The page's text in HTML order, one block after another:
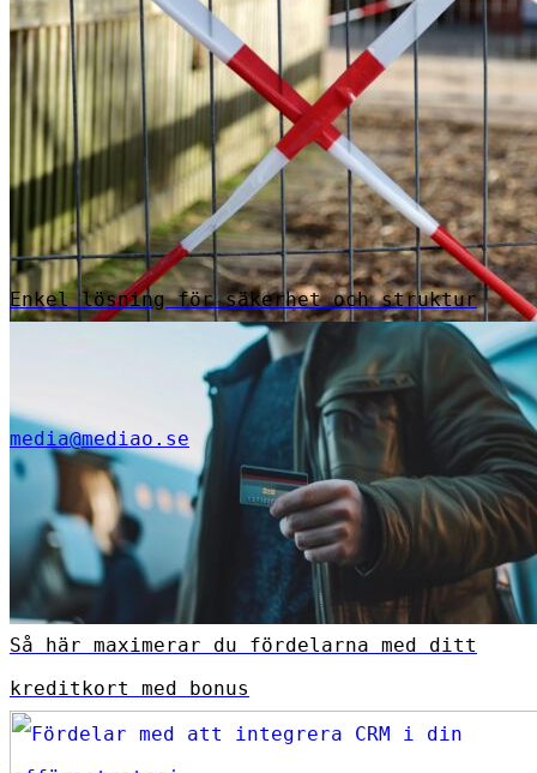
Enkel lösning för säkerhet och struktur
Så här maximerar du fördelarna med ditt
kreditkort med bonus
media@mediao.se